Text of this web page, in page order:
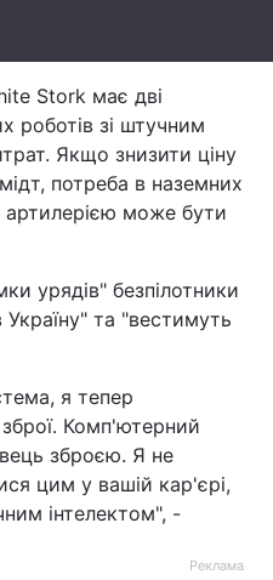
Stork має дві
роботів зі штучним
Якщо знизити ціну
потреба в наземних
може бути
урядів" безпілотники
та "вестимуть
я тепер
Комп'ютерний
зброєю. Я не
цим у вашій кар'єрі,
інтелектом", -
Реклама